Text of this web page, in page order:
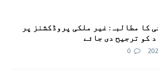
کا مطالبہ: غیر ملکی پروڈکشنز پر
کو ترجیح دی جائے
0